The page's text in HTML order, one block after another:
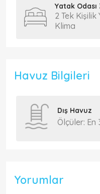
Yatak Odası
2 Tek Kişilik
Klima
Havuz Bilgileri
Dış Havuz
Ölçüler: En
Yorumlar